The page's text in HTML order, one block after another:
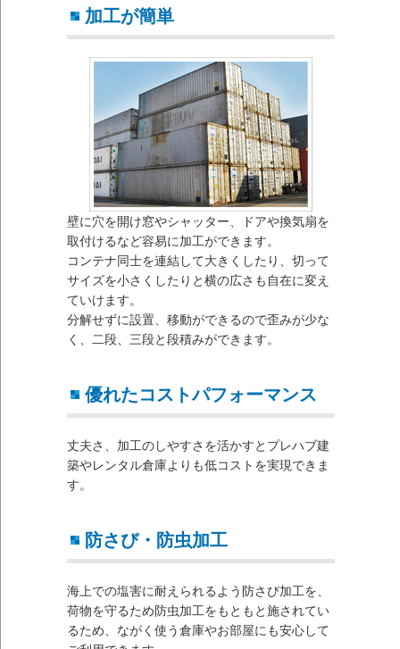
加工が簡単
壁に穴を開け窓やシャッター、ドアや換気扇を
取付けるなど容易に加工ができます。
コンテナ同士を連結して大きくしたり、切って
サイズを小さくしたりと横の広さも自在に変え
ていけます。
分解せずに設置、移動ができるので歪みが少な
く、二段、三段と段積みができます。
優れたコストパフォーマンス
丈夫さ、加工のしやすさを活かすとプレハブ建
築やレンタル倉庫よりも低コストを実現できま
す。
防さび・防虫加工
海上での塩害に耐えられるよう防さび加工を、
荷物を守るため防虫加工をもともと施されてい
るため、ながく使う倉庫やお部屋にも安心して